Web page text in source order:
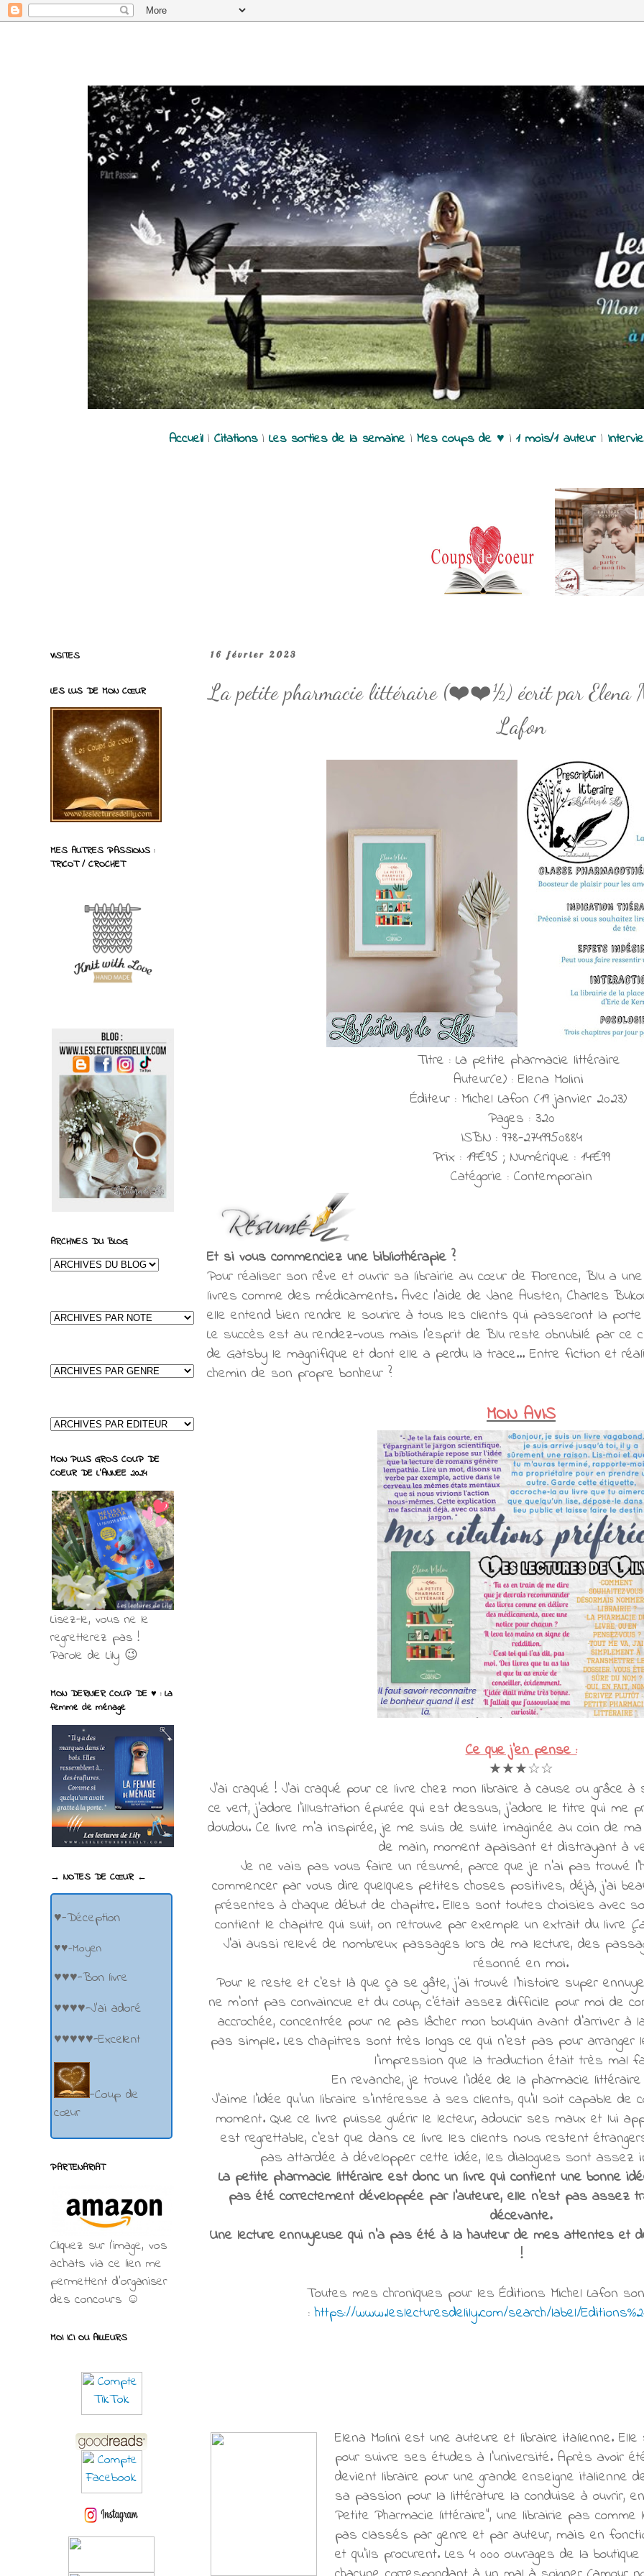
Accueil| Citations| Les sorties de la semaine| Mes coups de ♥ | 1 mois/1 auteur|
16 février 2023
La petite pharmacie littéraire (❤️❤️½) écrit par Elena
Lafon
Titre : La petite pharmacie littéraire
Auteur(e) : Elena Molini
Éditeur : Michel Lafon (19 janvier 2023)
Pages : 320
ISBN : 978-2749950884
Prix : 19€95 ; Numérique : 14€99
Catégorie : Contemporain
Et si vous commenciez une bibliothérapie ?
Pour réaliser son rêve et ouvrir sa librairie au cœur de Florence, Blu a
livres comme des médicaments. Avec l'aide de Jane Austen, Charles
elle entend bien rendre le sourire à tous les clients qui passeront la
Le succès est au rendez-vous mais l'esprit de Blu reste obnubilé par ce
de Gatsby le magnifique et dont elle a perdu la trace... Entre fiction et
chemin de son propre bonheur ?
MON AVIS
Ce que j'en pense :
★★★☆☆
J'ai craqué ! J'ai craqué pour ce livre chez mon libraire à cause ou grâce à
ce vert, j'adore l'illustration épurée qui est dessus, j'adore le titre qui me
doudou. Ce livre m'a inspirée, je me suis de suite imaginée au coin de
de main, moment apaisant et distrayant à
Je ne vais pas vous faire un résumé, parce que je n'ai pas trouvé
commencer par vous dire quelques petites choses positives, déjà, j'ai
présentes à chaque début de chapitre. Elles sont toutes choisies avec
contient le chapitre qui suit, on retrouve par exemple un extrait du livre
J'ai aussi relevé de nombreux passages lors de ma lecture, des
résonné en moi.
Pour le reste et c'est là que ça se gâte, j'ai trouvé l'histoire super
ne m'ont pas convaincue et du coup, c'était assez difficile pour moi de
accrochée, concentrée pour ne pas lâcher mon bouquin avant d'arriver
pas simple. Les chapitres sont très longs ce qui n'est pas pour
l'impression que la traduction était très mal
En revanche, je trouve l'idée de la pharmacie
J'aime l'idée qu'un libraire s'intéresse à ses clients, qu'il soit capable de
moment. Que ce livre puisse guérir le lecteur, adoucir ses maux et lui
est regrettable, c'est que dans ce livre les clients nous restent
pas attardée à développer cette idée, les dialogues sont
La petite pharmacie littéraire est donc un livre qui contient une bonne
pas été correctement développée par l'auteure, elle n'est pas assez
décevante.
Une lecture ennuyeuse qui n'a pas été à la hauteur de mes attentes et
!
Toutes mes chroniques pour les Éditions Michel Lafon
:https://www.leslecturesdelily.com/search/label/
Elena Molini est une auteure et libraire italienne. Elle
pour suivre ses études à l’université. Après avoir
devient libraire pour une grande enseigne italienne
sa passion pour la littérature la conduise à ouvrir,
Petite Pharmacie littéraire", une librairie pas
pas classés par genre et par auteur, mais en
et qu’ils procurent. Les 4 000 ouvrages de la
VISITES
LES LUS DE MON CŒUR
MES AUTRES PASSIONS :
TRICOT / CROCHET
ARCHIVES DU BLOG
MON PLUS GROS COUP DE
COEUR DE L'ANNEE 2024
Lisez-le, vous ne le
regretterez pas !
Parole de Lily 😉
MON DERNIER COUP DE ♥ : La
femme de ménage
→ NOTES DE CŒUR ←
♥-Déception
♥♥-Moyen
♥♥♥-Bon livre
♥♥♥♥-J'ai adoré
♥♥♥♥♥-Excellent
-Coup de
cœur
PARTENARIAT
Cliquez sur l'image, vos
achats via ce lien me
permettent d’organiser
des concours ☺
MOI ICI OU AILLEURS